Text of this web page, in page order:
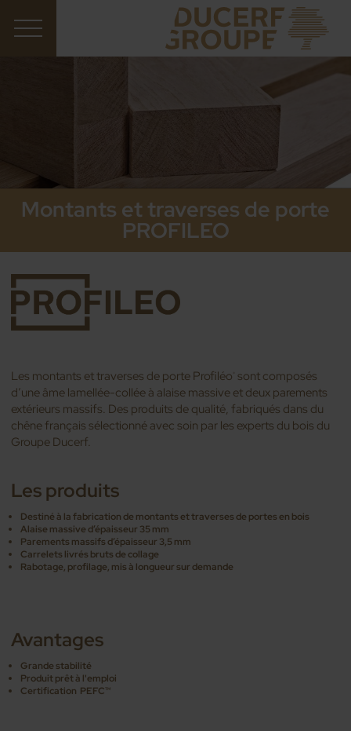
Montants et traverses de porte
PROFILEO
Les montants et traverses de porte Profiléo sont composés
d’une âme lamellée-collée à alaise massive et deux parements
extérieurs massifs. Des produits de qualité, fabriqués dans du
chêne français sélectionné avec soin par les experts du bois du
Groupe Ducerf.
Les produits
Destiné à la fabrication de montants et traverses de portes en bois
Alaise massive d’épaisseur 35 mm
Parements massifs d’épaisseur 3,5 mm
Carrelets livrés bruts de collage
Rabotage, profilage, mis à longueur sur demande
Avantages
Grande stabilité
Produit prêt à l'emploi
Certification PEFC TM